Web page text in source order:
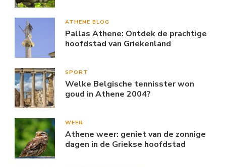
ATHENE BLOG
Pallas Athene: Ontdek de prachtige
hoofdstad van Griekenland
SPORT
Welke Belgische tennisster won
goud in Athene 2004?
WEER
Athene weer: geniet van de zonnige
dagen in de Griekse hoofdstad